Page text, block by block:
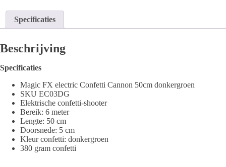
Confetti
Cannon
50cm
aantal
Specificaties
Beschrijving
Specificaties
Magic FX electric Confetti Cannon 50cm donkergroen
SKU EC03DG
Elektrische confetti-shooter
Bereik: 6 meter
Lengte: 50 cm
Doorsnede: 5 cm
Kleur confetti: donkergroen
380 gram confetti